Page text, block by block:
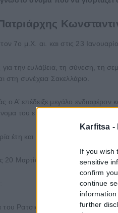
Karfitsa -
If you wish
sensitive
confirm
continue
further
7ο μ.Χ. αι. και στις 23
την ευλάβεια, τη σύνεση, τη
στη συνέχεια Σακελλάριο.
Α’ επέδειξε μεγάλο ενδιαφέρον
του εκλήθη «Θωμαΐτης».
έτη και καθοδήγησε το ποίμνιό
20 Μαρτίου του 610 μ.Χ. και
:
Ρατσισμού,